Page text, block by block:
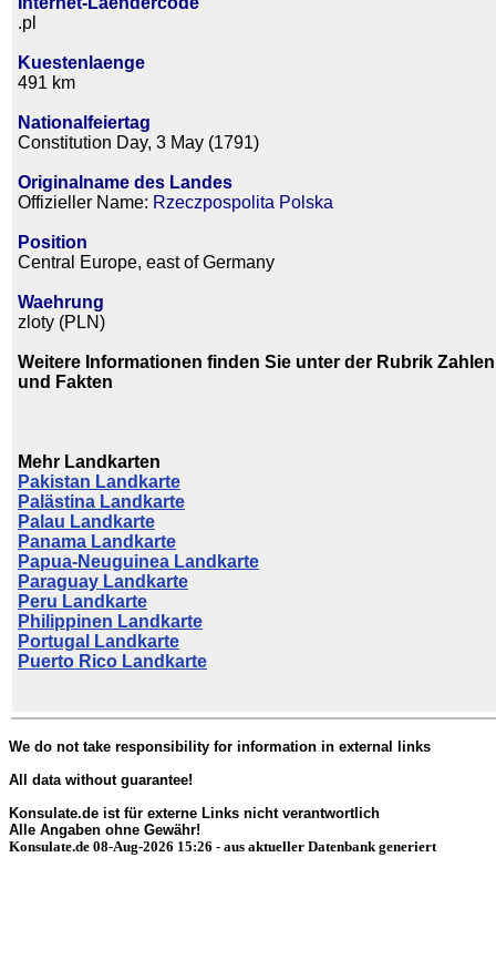
.pl
Kuestenlaenge
491 km
Nationalfeiertag
Constitution Day, 3 May (1791)
Originalname des Landes
Offizieller Name: Rzeczpospolita Polska
Position
Central Europe, east of Germany
Waehrung
zloty (PLN)
Weitere Informationen finden Sie unter der Rubrik Zahlen
und Fakten
Mehr Landkarten
Pakistan Landkarte
Palästina Landkarte
Palau Landkarte
Panama Landkarte
Papua-Neuguinea Landkarte
Paraguay Landkarte
Peru Landkarte
Philippinen Landkarte
Portugal Landkarte
Puerto Rico Landkarte
We do not take responsibility for information in external links
All data without guarantee!
Konsulate.de ist für externe Links nicht verantwortlich
Alle Angaben ohne Gewähr!
Konsulate.de 08-Aug-2026 15:26 - aus aktueller Datenbank generiert